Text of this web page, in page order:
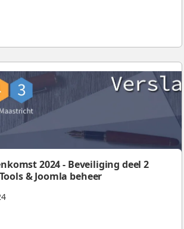
2024 - Beveiliging deel 2
& Joomla beheer